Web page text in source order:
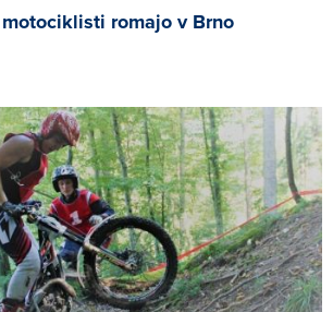
romajo v Brno